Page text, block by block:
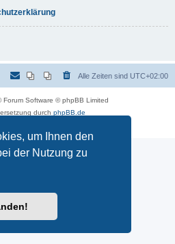
um Ihnen den
der Nutzung zu
Alle Zeiten sind UTC+02:00
Forum Software © phpBB Limited
durch phpBB.de